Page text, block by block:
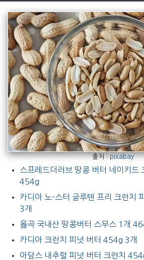
출처 :pixabay
스프레드더러브 땅콩 버터 네이키드
454g
카디아 노-스터 글루텐 프리 크런치
3개
옳곡 국내산 땅콩버터 스무스 1개
카디아 크런치 피넛 버터 454g 3개
아담스 내추럴 피넛 버터 크런치